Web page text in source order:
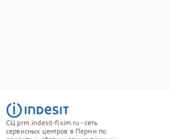
СЦ prm.indesit-fixim.ru - сеть
сервисных центров в Перми по